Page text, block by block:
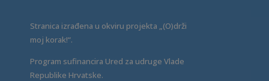
Stranica izrađena u okviru projekta „(O)drži
moj korak!“.
Program sufinancira Ured za udruge Vlade
Republike Hrvatske.